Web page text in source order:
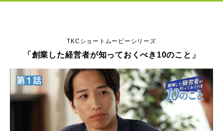
TKCショートムービーシリーズ
「創業した経営者が知っておくべき10のこと」